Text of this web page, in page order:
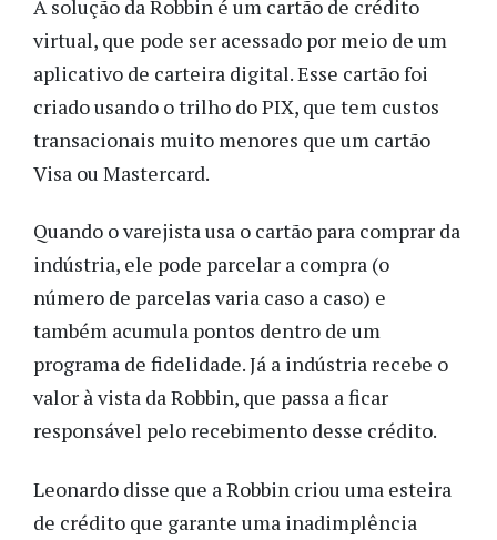
A solução da Robbin é um cartão de crédito
virtual, que pode ser acessado por meio de um
aplicativo de carteira digital. Esse cartão foi
criado usando o trilho do PIX, que tem custos
transacionais muito menores que um cartão
Visa ou Mastercard.
Quando o varejista usa o cartão para comprar da
indústria, ele pode parcelar a compra (o
número de parcelas varia caso a caso) e
também acumula pontos dentro de um
programa de fidelidade. Já a indústria recebe o
valor à vista da Robbin, que passa a ficar
responsável pelo recebimento desse crédito.
Leonardo disse que a Robbin criou uma esteira
de crédito que garante uma inadimplência